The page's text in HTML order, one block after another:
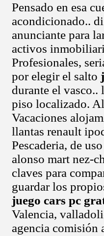
Pensado en esa
acondicionado..
anunciante para
activos
Profesionales,
por elegir el salto
durante el
piso localizado.
Vacaciones
llantas renault
Pescaderia, de
alonso mart nez-
claves para
guardar los
juego cars pc
Valencia,
agencia comisión